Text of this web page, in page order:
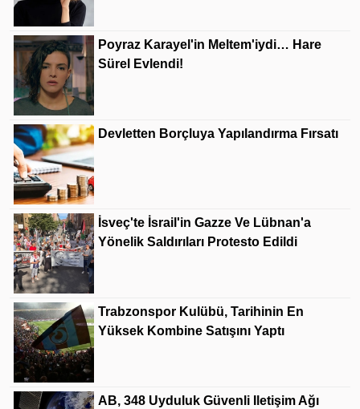
Poyraz Karayel'in Meltem'iydi… Hare
Sürel Evlendi!
Devletten Borçluya Yapılandırma Fırsatı
İsveç'te İsrail'in Gazze Ve Lübnan'a
Yönelik Saldırıları Protesto Edildi
Trabzonspor Kulübü, Tarihinin En
Yüksek Kombine Satışını Yaptı
AB, 348 Uyduluk Güvenli Iletişim Ağı